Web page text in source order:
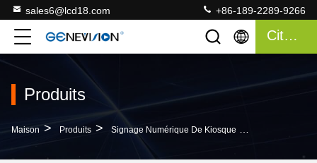
sales6@lcd18.com +86-189-2289-9266
Citation
Produits
Maison > Produits > Signage Numérique De Kiosque >